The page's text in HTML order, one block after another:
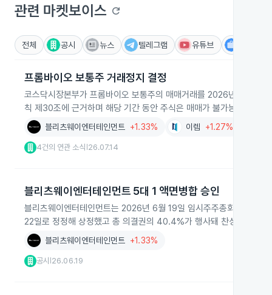
관련 마켓보이스 refresh
전체 공시 뉴스 텔레그램 유튜브
프롬바이오 보통주 거래정지 결정
코스닥시장본부가 프롬바이오 보통주의 매매거래를 2026년 7월 20
칙 제30조에 근거하며 해당 기간 동안 주식은 매매가 불가능합니다.
블리츠웨이엔터테인먼트 +1.33% 이렘 +1.27%
4건의 연관 소식 26.07.14
블리츠웨이엔터테인먼트 5대 1 액면병합 승인
블리츠웨이엔터테인먼트는 2026년 6월 19일 임시주주총회에서 5
22일로 정정해 상정했고 총 의결권의 40.4%가 행사돼 찬성률은
블리츠웨이엔터테인먼트 +1.33%
공시 26.06.19